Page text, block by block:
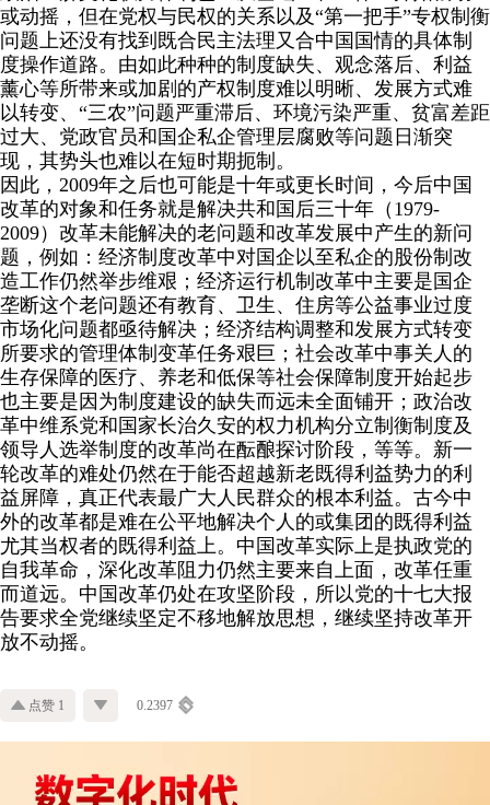
或动摇，但在党权与民权的关系以及“第一把手”专权制衡
问题上还没有找到既合民主法理又合中国国情的具体制
度操作道路。由如此种种的制度缺失、观念落后、利益
薰心等所带来或加剧的产权制度难以明晰、发展方式难
以转变、“三农”问题严重滞后、环境污染严重、贫富差距
过大、党政官员和国企私企管理层腐败等问题日渐突
现，其势头也难以在短时期扼制。
因此， 2009年之后也可能是十年或更长时间，今后中国
改革的对象和任务就是解决共和国后三十年（ 1979-
2009）改革未能解决的老问题和改革发展中产生的新问
题，例如：经济制度改革中对国企以至私企的股份制改
造工作仍然举步维艰；经济运行机制改革中主要是国企
垄断这个老问题还有教育、卫生、住房等公益事业过度
市场化问题都亟待解决；经济结构调整和发展方式转变
所要求的管理体制变革任务艰巨；社会改革中事关人的
生存保障的医疗、养老和低保等社会保障制度开始起步
也主要是因为制度建设的缺失而远未全面铺开；政治改
革中维系党和国家长治久安的权力机构分立制衡制度及
领导人选举制度的改革尚在酝酿探讨阶段，等等。新一
轮改革的难处仍然在于能否超越新老既得利益势力的利
益屏障，真正代表最广大人民群众的根本利益。古今中
外的改革都是难在公平地解决个人的或集团的既得利益
尤其当权者的既得利益上。中国改革实际上是执政党的
自我革命，深化改革阻力仍然主要来自上面，改革任重
而道远。中国改革仍处在攻坚阶段，所以党的十七大报
告要求全党继续坚定不移地解放思想，继续坚持改革开
放不动摇。
点赞 1 0.2397